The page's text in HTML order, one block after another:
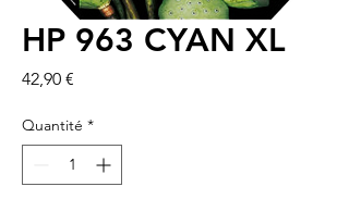
HP 963 CYAN XL
42,90 €
Quantité *